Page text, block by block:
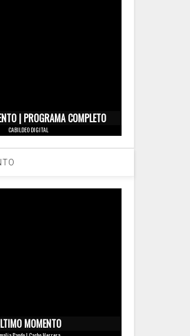
| PROGRAMA COMPLETO
CABILDEO DIGITAL
MOMENTO